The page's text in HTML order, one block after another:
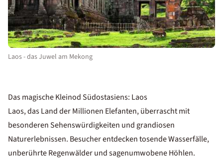
Laos - das Juwel am Mekong
Das magische Kleinod Südostasiens: Laos
Laos, das Land der Millionen Elefanten, überrascht mit
besonderen Sehenswürdigkeiten und grandiosen
Naturerlebnissen. Besucher entdecken tosende Wasserfälle,
unberührte Regenwälder und sagenumwobene Höhlen.